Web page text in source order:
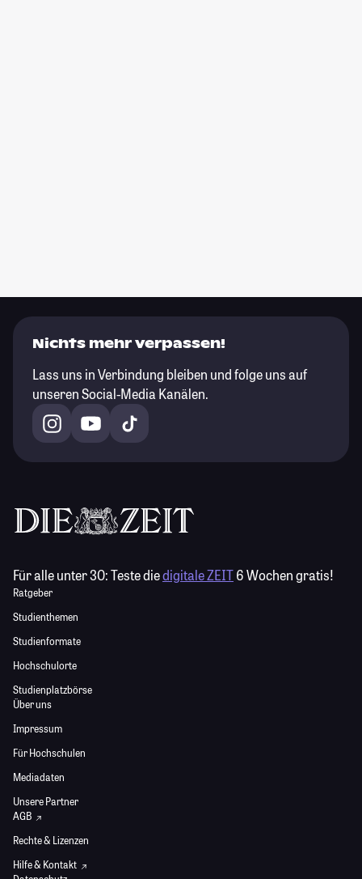
Nichts mehr verpassen!
Lass uns in Verbindung bleiben und folge uns auf
unseren Social-Media Kanälen.
Für alle unter 30:Teste diedigitale ZEIT6 Wochen gratis!
Ratgeber
Studienthemen
Studienformate
Hochschulorte
Studienplatzbörse
Über uns
Impressum
Für Hochschulen
Mediadaten
Unsere Partner
AGB
Rechte & Lizenzen
Hilfe & Kontakt